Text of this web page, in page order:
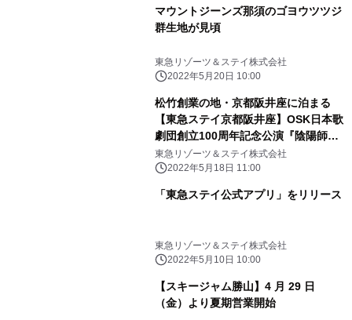
マウントジーンズ那須のゴヨウツツジ
群生地が見頃
東急リゾーツ＆ステイ株式会社
2022年5月20日 10:00
松竹創業の地・京都阪井座に泊まる
【東急ステイ京都阪井座】OSK日本歌
劇団創立100周年記念公演『陰陽師』
観劇プラン販売開始
東急リゾーツ＆ステイ株式会社
2022年5月18日 11:00
「東急ステイ公式アプリ」をリリース
東急リゾーツ＆ステイ株式会社
2022年5月10日 10:00
【スキージャム勝山】4 月 29 日
（金）より夏期営業開始